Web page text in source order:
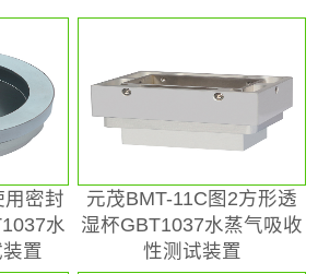
系列 系列
用密封
水
置
元茂BMT-11C图2方形透
湿杯GBT1037水蒸气吸收
性测试装置